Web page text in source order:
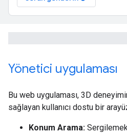
Yönetici uygulaması
Bu web uygulaması, 3D
sağlayan kullanıcı dostu bir
Konum Arama: